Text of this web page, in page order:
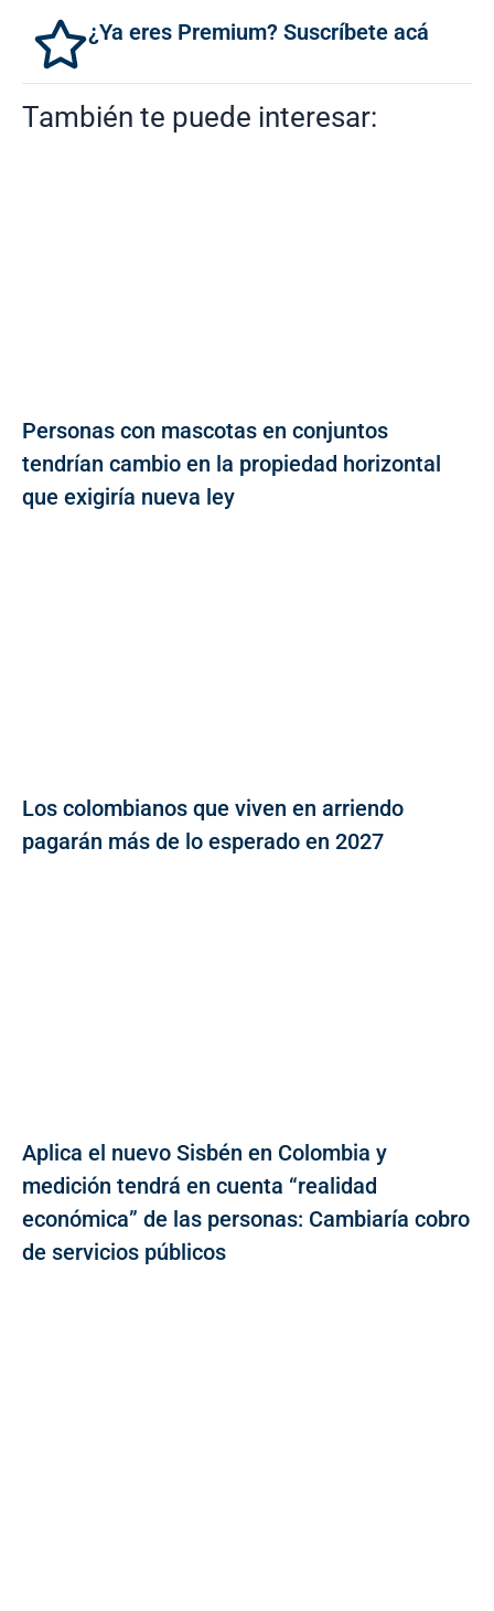
¿Ya eres Premium? Suscríbete acá
También te puede interesar:
Personas con mascotas en conjuntos
tendrían cambio en la propiedad horizontal
que exigiría nueva ley
Los colombianos que viven en arriendo
pagarán más de lo esperado en 2027
Aplica el nuevo Sisbén en Colombia y
medición tendrá en cuenta “realidad
económica” de las personas: Cambiaría cobro
de servicios públicos